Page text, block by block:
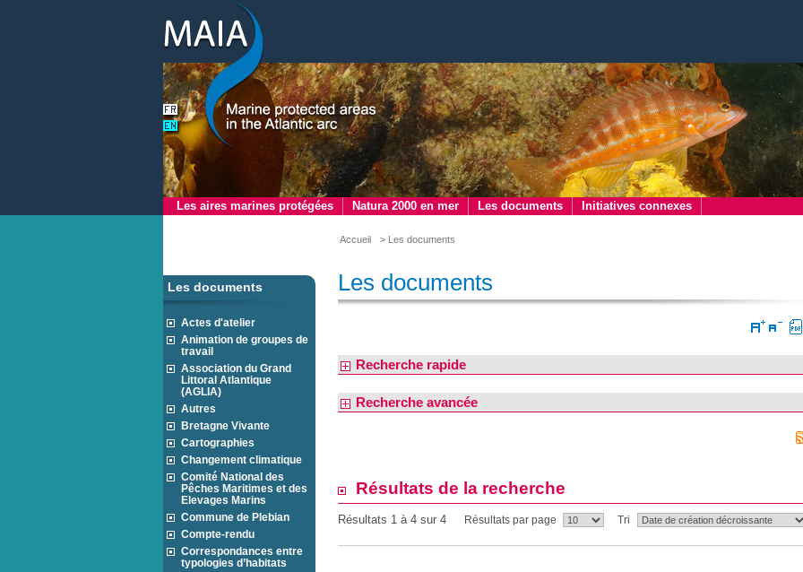
Les aires marines protégées Natura 2000 en mer Les documents Initiatives connexes
Accueil > Les documents
Les documents
Actes d'atelier
Animation de groupes de
travail
Association du Grand
Littoral Atlantique
(AGLIA)
Autres
Bretagne Vivante
Cartographies
Changement climatique
Comité National des
Pêches Maritimes et des
Elevages Marins
Commune de Plebian
Compte-rendu
Correspondances entre
typologies d’habitats
Les documents
Recherche rapide
Recherche avancée
Résultats de la recherche
Résultats 1 à 4 sur 4 Résultats par page Tri